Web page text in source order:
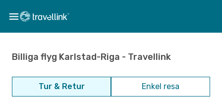
Billiga flyg Karlstad-Riga - Travellink
Tur & Retur Enkel resa